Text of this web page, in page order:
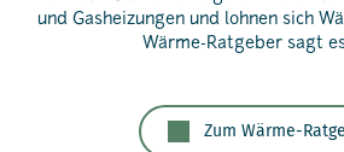
und Gasheizungen und lohnen sich
Wärme-Ratgeber sagt
Zum Wärme-